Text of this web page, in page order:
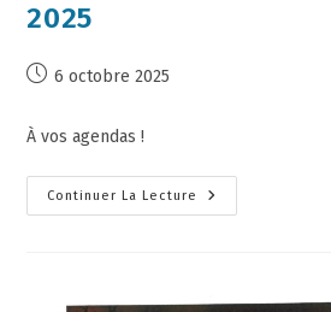
2025
6 octobre 2025
À vos agendas !
Continuer La Lecture